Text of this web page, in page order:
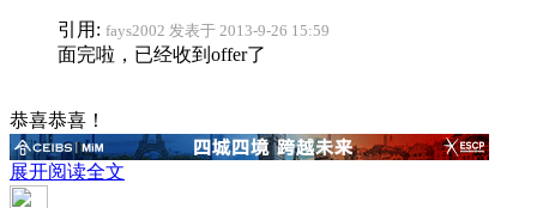
引用: fays2002 发表于 2013-9-26 15:59
面完啦，已经收到offer了
恭喜恭喜！
展开阅读全文